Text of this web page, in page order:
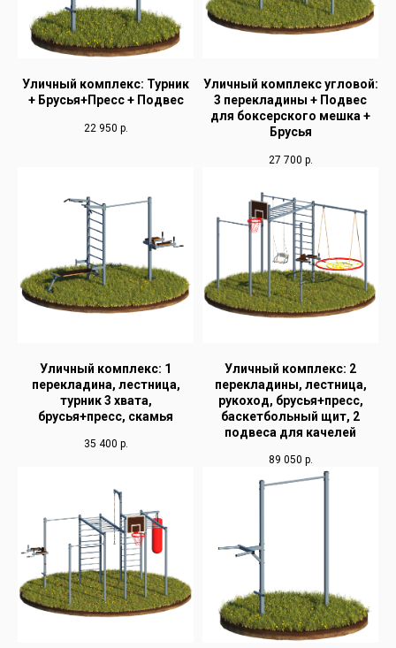
Уличный комплекс: Турник
+ Брусья+Пресс + Подвес
22 950 р.
Уличный комплекс угловой:
3 перекладины + Подвес
для боксерского мешка +
Брусья
27 700 р.
Уличный комплекс: 1
перекладина, лестница,
турник 3 хвата,
брусья+пресс, скамья
35 400 р.
Уличный комплекс: 2
перекладины, лестница,
рукоход, брусья+пресс,
баскетбольный щит, 2
подвеса для качелей
89 050 р.